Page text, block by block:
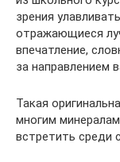
зрения
отражающиеся
впечатление,
за направлением
Такая
многим
встретить среди